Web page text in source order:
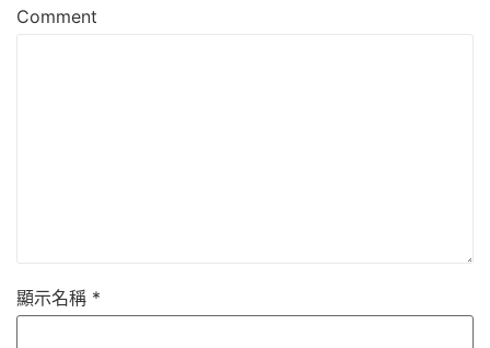
Comment
顯示名稱 *